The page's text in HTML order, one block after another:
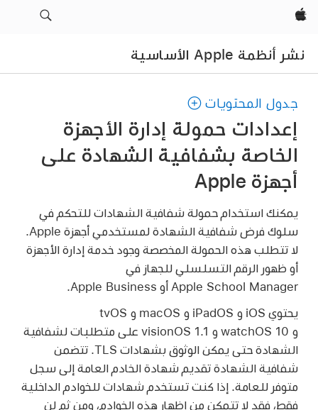
Apple‏
نشر أنظمة Apple الأساسية
جدول المحتويات
إعدادات حمولة إدارة الأجهزة
الخاصة بشفافية الشهادة على
أجهزة Apple
يمكنك استخدام حمولة شفافية الشهادات للتحكم في
لا تتطلب هذه الحمولة المخصصة وجود خدمة إدارة الأجهزة
أو ظهور الرقم التسلسلي للجهاز في
Apple School Manager أو Apple Business.
يحتوي iOS و iPadOS و macOS و tvOS
و watchOS 10 و visionOS 1.1 على متطلبات لشفافية
الشهادة حتى يمكن الوثوق بشهادات TLS. تتضمن
شفافية الشهادة تقديم شهادة الخادم العامة إلى سجل
متوفر للعامة. إذا كنت تستخدم شهادات للخوادم الداخلية
فقط، فقد لا تتمكن من إظهار هذه الخوادم، ومن ثم لن